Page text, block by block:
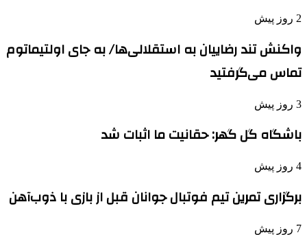
2 روز پیش
واکنش تند رضاییان به استقلالی‌ها/ به جای اولتیماتوم
تماس می‌گرفتید
3 روز پیش
باشگاه گل گهر: حقانیت ما اثبات شد
4 روز پیش
برگزاری تمرین تیم فوتبال جوانان قبل از بازی با ذوب‌آهن
7 روز پیش